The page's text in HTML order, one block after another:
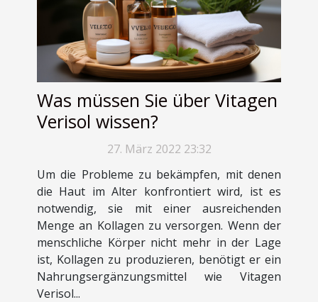
Was müssen Sie über Vitagen
Verisol wissen?
27. März 2022 23:32
Um die Probleme zu bekämpfen, mit denen
die Haut im Alter konfrontiert wird, ist es
notwendig, sie mit einer ausreichenden
Menge an Kollagen zu versorgen. Wenn der
menschliche Körper nicht mehr in der Lage
ist, Kollagen zu produzieren, benötigt er ein
Nahrungsergänzungsmittel wie Vitagen
Verisol...